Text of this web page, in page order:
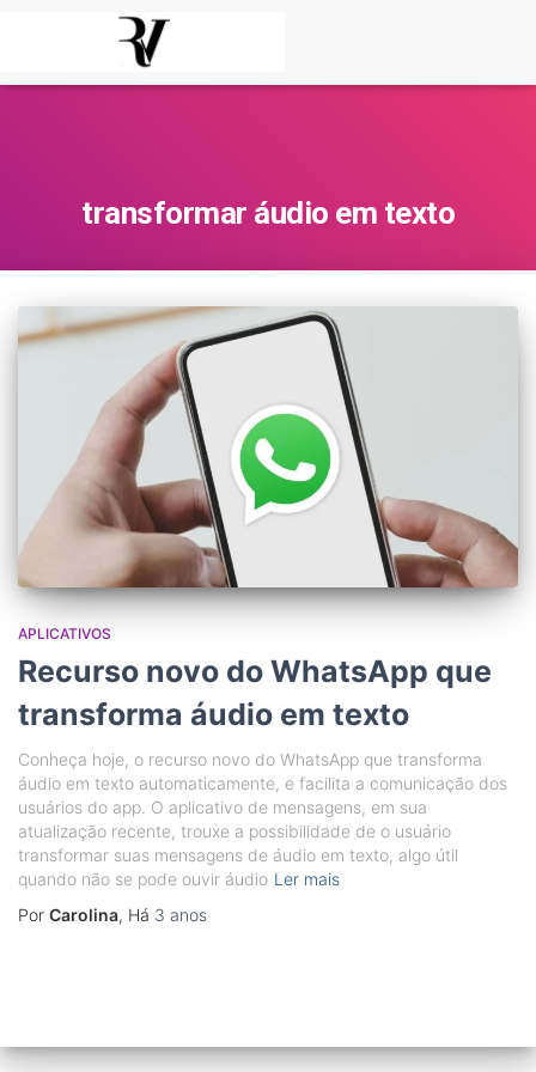
transformar áudio em texto
APLICATIVOS
Recurso novo do WhatsApp que
transforma áudio em texto
Conheça hoje, o recurso novo do WhatsApp que transforma
áudio em texto automaticamente, e facilita a comunicação dos
usuários do app. O aplicativo de mensagens, em sua
atualização recente, trouxe a possibilidade de o usuário
transformar suas mensagens de áudio em texto, algo útil
quando não se pode ouvir áudio Ler mais
Por Carolina, Há 3 anos